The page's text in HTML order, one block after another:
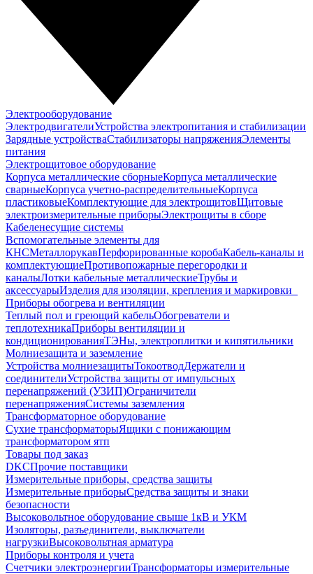
Электрооборудование
ЭлектродвигателиУстройства электропитания и стабилизации
Зарядные устройстваСтабилизаторы напряженияЭлементы
питания
Электрощитовое оборудование
Корпуса металлические сборныеКорпуса металлические
сварныеКорпуса учетно-распределительныеКорпуса
пластиковыеКомплектующие для электрощитовЩитовые
электроизмерительные приборыЭлектрощиты в сборе
Кабеленесущие системы
Вспомогательные элементы для
КНСМеталлорукавПерфорированные коробаКабель-каналы и
комплектующиеПротивопожарные перегородки и
каналыЛотки кабельные металлическиеТрубы и
аксессуарыИзделия для изоляции, крепления и маркировки
Приборы обогрева и вентиляции
Теплый пол и греющий кабельОбогреватели и
теплотехникаПриборы вентиляции и
кондиционированияТЭНы, электроплитки и кипятильники
Молниезащита и заземление
Устройства молниезащитыТокоотводДержатели и
соединителиУстройства защиты от импульсных
перенапряжений (УЗИП)Ограничители
перенапряженияСистемы заземления
Трансформаторное оборудование
Сухие трансформаторыЯщики с понижающим
трансформатором ятп
Товары под заказ
DKCПрочие поставщики
Измерительные приборы, средства защиты
Измерительные приборыСредства защиты и знаки
безопасности
Высоковольтное оборудование свыше 1кВ и УКМ
Изоляторы, разъединители, выключатели
нагрузкиВысоковольтная арматура
Приборы контроля и учета
Счетчики электроэнергииТрансформаторы измерительные